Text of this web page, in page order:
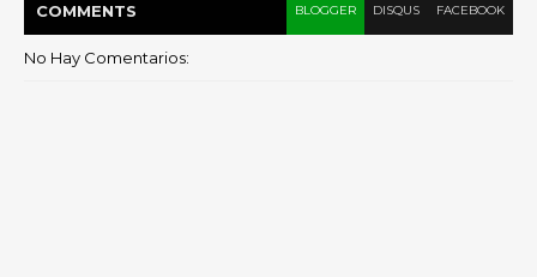
COMMENTS BLOGGER DISQUS FACEBOOK
No Hay Comentarios: